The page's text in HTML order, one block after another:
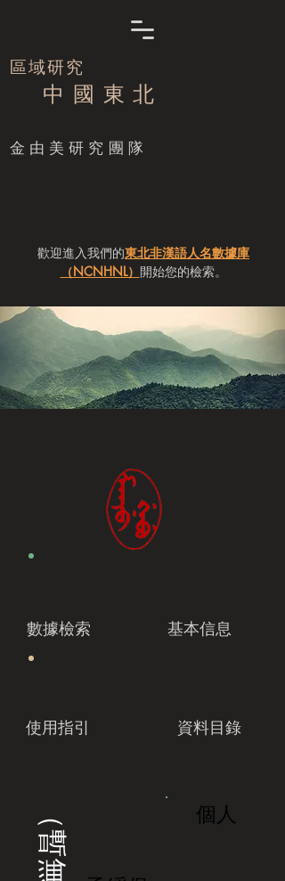
區域研究
中 國 東 北
​金由美研究團隊
歡迎進入我們的東北非漢語人名數據庫
（NCNHNL） 開始您的檢索。
數據檢索 基本信息
使用指引 資料目錄
個人